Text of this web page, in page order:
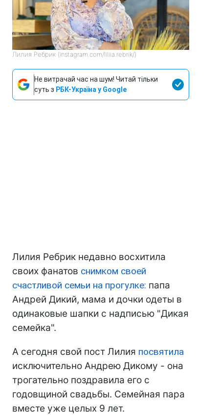
Лилия Ребрик (instagram.com/liliia.rebrik/)
Не витрачай час на шум! Читай тільки
суть з РБК-Україна у Google
Лилия Ребрик недавно восхитила
своих фанатов снимком своей
счастливой семьи на прогулке: папа
Андрей Дикий, мама и дочки одеты в
одинаковые шапки с надписью "Дикая
семейка".
А сегодня свой пост Лилия посвятила
исключительно Андрею Дикому - она
трогательно поздравила его с
годовщиной свадьбы. Семейная пара
вместе уже целых 9 лет.